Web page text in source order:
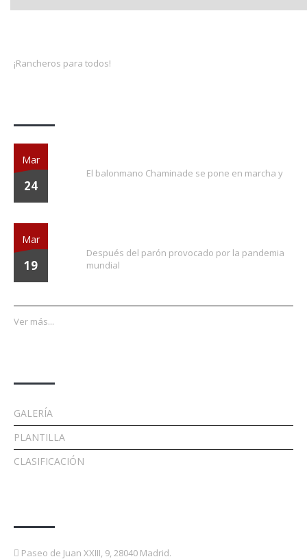
¡Rancheros para todos!
Mar
24
El balonmano Chaminade se pone en marcha y
Mar
19
Después del parón provocado por la pandemia
mundial
Ver más...
GALERÍA
PLANTILLA
CLASIFICACIÓN
Paseo de Juan XXIII, 9, 28040 Madrid.